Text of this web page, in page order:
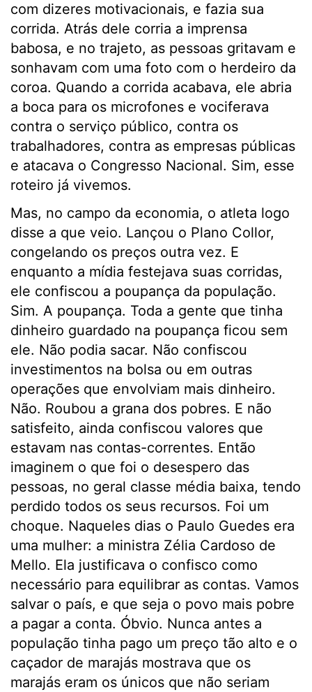
com dizeres motivacionais, e fazia sua
corrida. Atrás dele corria a imprensa
babosa, e no trajeto, as pessoas gritavam e
sonhavam com uma foto com o herdeiro da
coroa. Quando a corrida acabava, ele abria
a boca para os microfones e vociferava
contra o serviço público, contra os
trabalhadores, contra as empresas públicas
e atacava o Congresso Nacional. Sim, esse
roteiro já vivemos.
Mas, no campo da economia, o atleta logo
disse a que veio. Lançou o Plano Collor,
congelando os preços outra vez. E
enquanto a mídia festejava suas corridas,
ele confiscou a poupança da população.
Sim. A poupança. Toda a gente que tinha
dinheiro guardado na poupança ficou sem
ele. Não podia sacar. Não confiscou
investimentos na bolsa ou em outras
operações que envolviam mais dinheiro.
Não. Roubou a grana dos pobres. E não
satisfeito, ainda confiscou valores que
estavam nas contas-correntes. Então
imaginem o que foi o desespero das
pessoas, no geral classe média baixa, tendo
perdido todos os seus recursos. Foi um
choque. Naqueles dias o Paulo Guedes era
uma mulher: a ministra Zélia Cardoso de
Mello. Ela justificava o confisco como
necessário para equilibrar as contas. Vamos
salvar o país, e que seja o povo mais pobre
a pagar a conta. Óbvio. Nunca antes a
população tinha pago um preço tão alto e o
caçador de marajás mostrava que os
marajás eram os únicos que não seriam